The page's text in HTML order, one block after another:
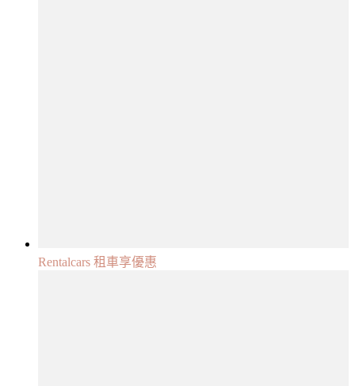
Rentalcars 租車享優惠